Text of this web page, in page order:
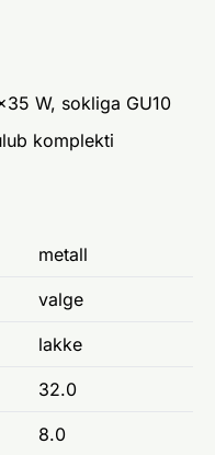
W, sokliga GU10
komplekti
metall
valge
lakke
32.0
8.0